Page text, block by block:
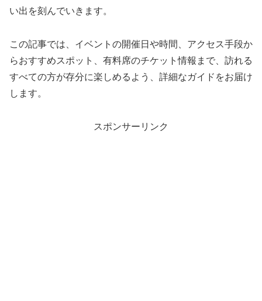
い出を刻んでいきます。
この記事では、イベントの開催日や時間、アクセス手段か
らおすすめスポット、有料席のチケット情報まで、訪れる
すべての方が存分に楽しめるよう、詳細なガイドをお届け
します。
スポンサーリンク